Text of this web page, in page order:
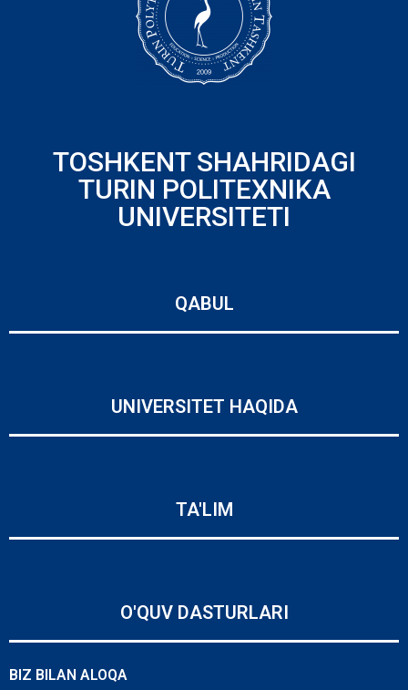
TOSHKENT SHAHRIDAGI
TURIN POLITEXNIKA
UNIVERSITETI
QABUL
UNIVERSITET HAQIDA
TA'LIM
O'QUV DASTURLARI
BIZ BILAN ALOQA